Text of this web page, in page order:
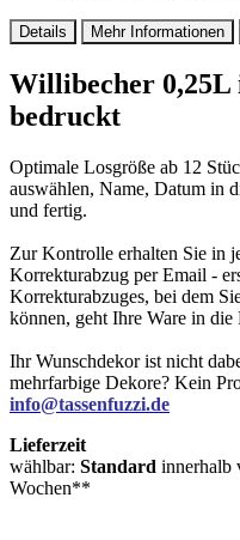
Details Mehr Informationen
Willibecher
bedruckt
Optimale Losgröße ab 12
auswählen, Name, Datum in
und fertig.
Zur Kontrolle erhalten Sie in
Korrekturabzug per Email -
Korrekturabzuges, bei dem
können, geht Ihre Ware in die
Ihr Wunschdekor ist nicht
mehrfarbige Dekore? Kein
info@tassenfuzzi.de
Lieferzeit
wählbar: Standard innerhalb
Wochen**